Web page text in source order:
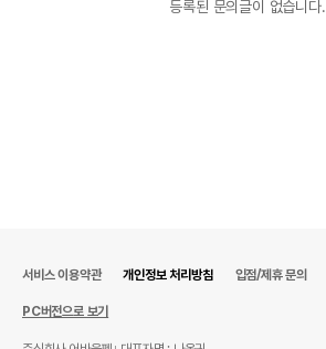
등록된 문의글이 없습니다.
서비스 이용약관 개인정보 처리방침 입점/제휴 문의
PC버전으로 보기